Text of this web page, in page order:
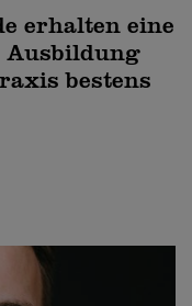
erhalten eine
Ausbildung
bestens